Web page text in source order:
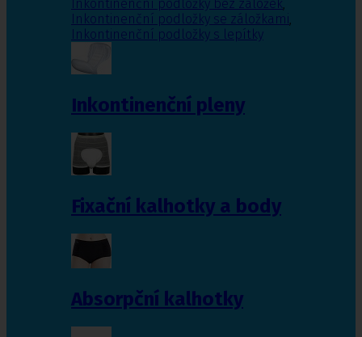
Inkontinenční podložky bez záložek,
Inkontinenční podložky se záložkami,
Inkontinenční podložky s lepítky
Inkontinenční pleny
Fixační kalhotky a body
Absorpční kalhotky